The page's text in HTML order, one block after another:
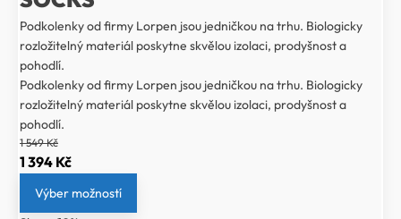
Podkolenky od firmy Lorpen jsou jedničkou na trhu. Biologicky
rozložitelný materiál poskytne skvělou izolaci, prodyšnost a
pohodlí.
Podkolenky od firmy Lorpen jsou jedničkou na trhu. Biologicky
rozložitelný materiál poskytne skvělou izolaci, prodyšnost a
pohodlí.
1 549Kč
Původní
cena
byla:
1 394 KčAktuální
cena
Výber možností